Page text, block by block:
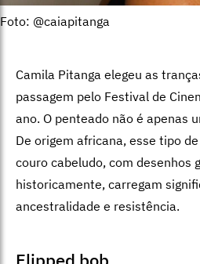
Foto: @caiapitanga
Camila Pitanga elegeu as
passagem pelo Festival de
ano. O penteado não é apenas
De origem africana, esse tipo
couro cabeludo, com desenhos
historicamente, carregam
ancestralidade e resistência.
Flipped bob